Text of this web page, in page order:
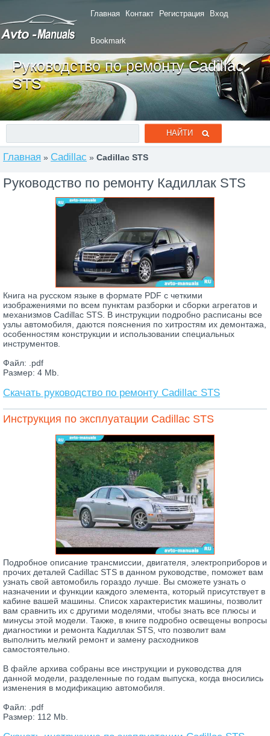
Главная Контакт Регистрация Вход
Bookmark
Руководство по ремонту Cadillac
STS
Главная » Cadillac » Cadillac STS
Руководство по ремонту Кадиллак STS
Книга на русском языке в формате PDF с четкими
изображениями по всем пунктам разборки и сборки агрегатов и
механизмов Cadillac STS. В инструкции подробно расписаны все
узлы автомобиля, даются пояснения по хитростям их демонтажа,
особенностям конструкции и использовании специальных
инструментов.
Файл: .pdf
Размер: 4 Mb.
Скачать руководство по ремонту Cadillac STS
Инструкция по эксплуатации Cadillac STS
Подробное описание трансмиссии, двигателя, электроприборов и
прочих деталей Cadillac STS в данном руководстве, поможет вам
узнать свой автомобиль гораздо лучше. Вы сможете узнать о
назначении и функции каждого элемента, который присутствует в
кабине вашей машины. Список характеристик машины, позволит
вам сравнить их с другими моделями, чтобы знать все плюсы и
минусы этой модели. Также, в книге подробно освещены вопросы
диагностики и ремонта Кадиллак STS, что позволит вам
выполнить мелкий ремонт и замену расходников
самостоятельно.
В файле архива собраны все инструкции и руководства для
данной модели, разделенные по годам выпуска, когда вносились
изменения в модификацию автомобиля.
Файл: .pdf
Размер: 112 Mb.